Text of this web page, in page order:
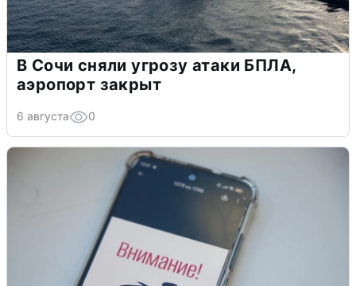
В Сочи сняли угрозу атаки БПЛА,
аэропорт закрыт
6 августа 0